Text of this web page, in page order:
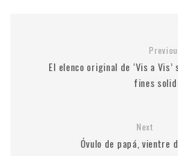
El elenco original de ‘Vis a
fines
Next
Óvulo de papá, vientre